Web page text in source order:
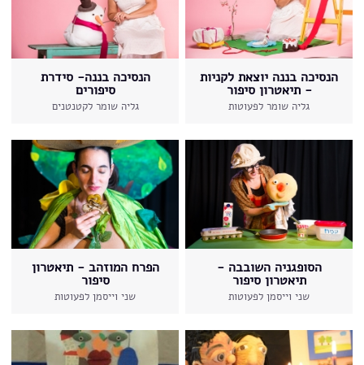
הנסיכה בננה יוצאת לקניות
- תיאטרון סיפור
גליה שומר לפעוטות
הנסיכה בננה- סידרת
סיפורים
גליה שומר לקטנטנים
הסופגניה השובבה -
תיאטרון סיפור
שני וייסמן לפעוטות
הפרח המוזהב - תיאטרון
סיפור
שני וייסמן לפעוטות